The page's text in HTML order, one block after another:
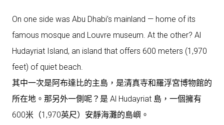
On one side was Abu Dhabi’s mainland — home of its
famous mosque and Louvre museum. At the other? Al
Hudayriat Island, an island that offers 600 meters (1,970
feet) of quiet beach.
其中一次是阿布達比的主島，是清真寺和羅浮宮博物館的
所在地。那另外一側呢？是 Al Hudayriat 島，一個擁有
600米（1,970英尺）安靜海灘的島嶼。